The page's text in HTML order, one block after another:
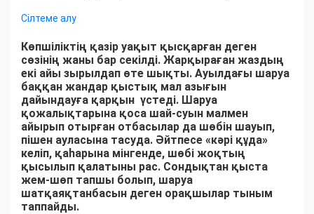
Сілтеме алу
Көпшіліктің қазір уақыт қысқарған деген
сөзінің жаны бар секілді. Жарқыраған жаздың
екі айы зырылдап өте шықты. Ауылдағы шаруа
баққан жандар қыстық мал азығын
дайындауға қарқын үстеді. Шаруа
қожалықтарына қоса шай-суын малмен
айырып отырған отбасылар да шөбін шауып,
пішен ауласына тасуда. Әйтпесе «кәрі құда»
келіп, қаһарына мінгенде, шөбі жоқтың
қысылып қалатыны рас. Сондықтан қыста
жем-шөп тапшы болып, шаруа
шатқаяқтанбасын деген орақшылар тыным
таппайды.